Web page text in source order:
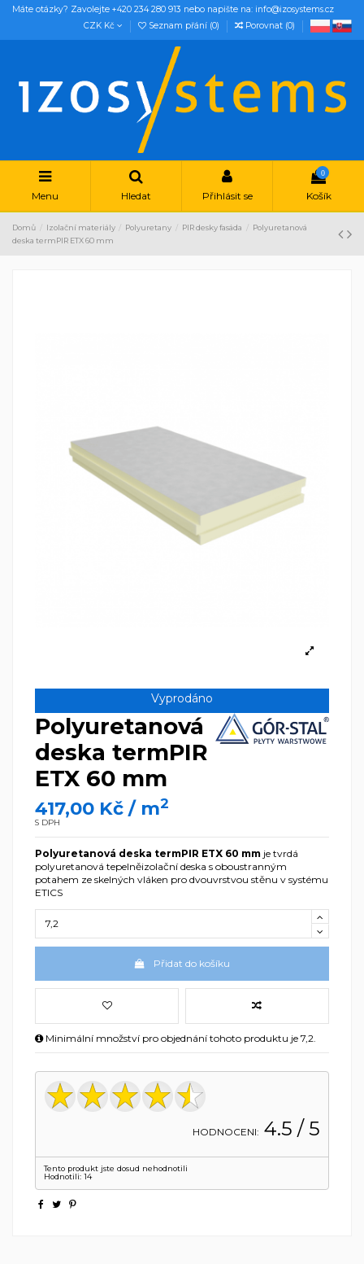
Máte otázky? Zavolejte +420 234 280 913 nebo napište na: info@izosystems.cz
CZK Kč
Seznam přání (0) Porovnat (0)
Menu Hledat Přihlásit se
0
Košík
Domů Izolační materiály Polyuretany PIR desky fasáda
Polyuretanová
deska termPIR ETX 60 mm
Vyprodáno
Polyuretanová
deska termPIR
ETX 60 mm
417,00 Kč / m2
S DPH
Polyuretanová deska termPIR ETX 60 mm je tvrdá
polyuretanová tepelněizolační deska s oboustranným
potahem ze skelných vláken pro dvouvrstvou stěnu v systému
ETICS
Přidat do košíku
Minimální množství pro objednání tohoto produktu je 7,2.
HODNOCENI: 4.5 / 5
Tento produkt jste dosud nehodnotili
Hodnotili: 14